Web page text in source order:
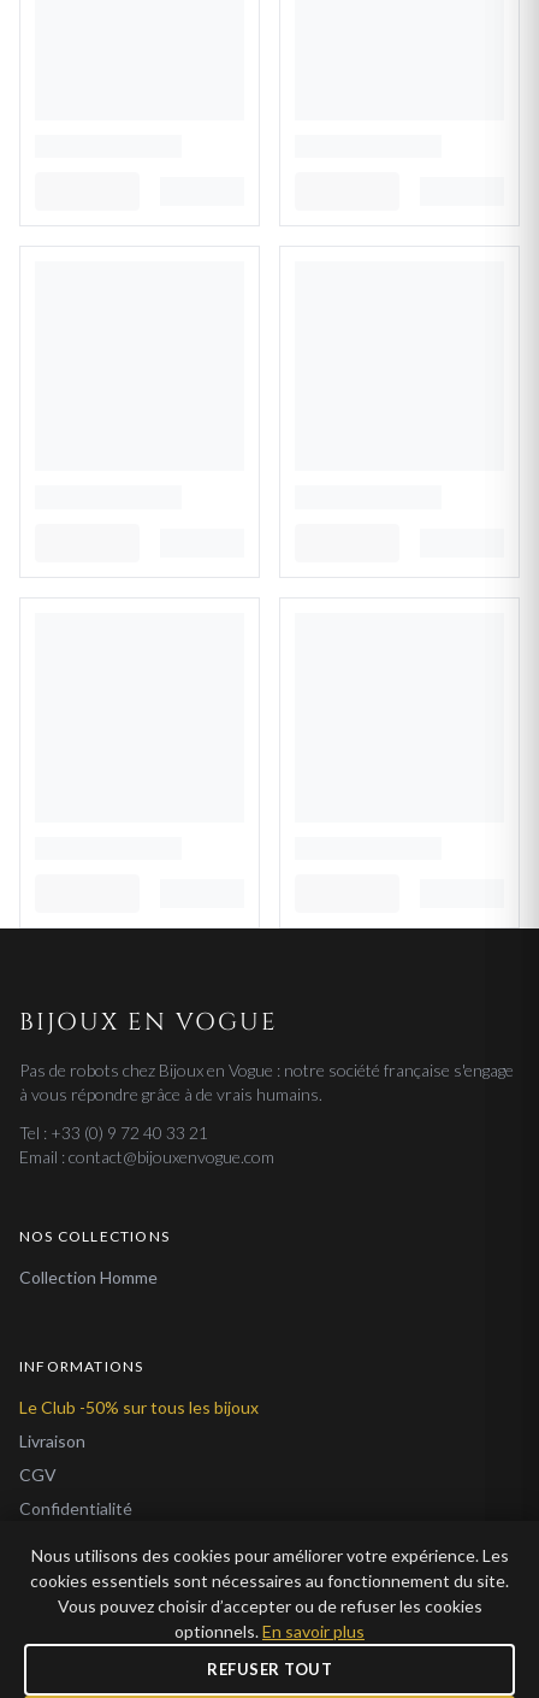
BIJOUX EN VOGUE
Pas de robots chez Bijoux en Vogue : notre société française s'engage
à vous répondre grâce à de vrais humains.
Tel : +33 (0) 9 72 40 33 21
Email : contact@bijouxenvogue.com
NOS COLLECTIONS
Collection Homme
INFORMATIONS
Le Club -50% sur tous les bijoux
Livraison
CGV
Confidentialité
À Propos
Nous utilisons des cookies pour améliorer votre expérience. Les
cookies essentiels sont nécessaires au fonctionnement du site.
Vous pouvez choisir d’accepter ou de refuser les cookies
optionnels.En savoir plus
REFUSER TOUT